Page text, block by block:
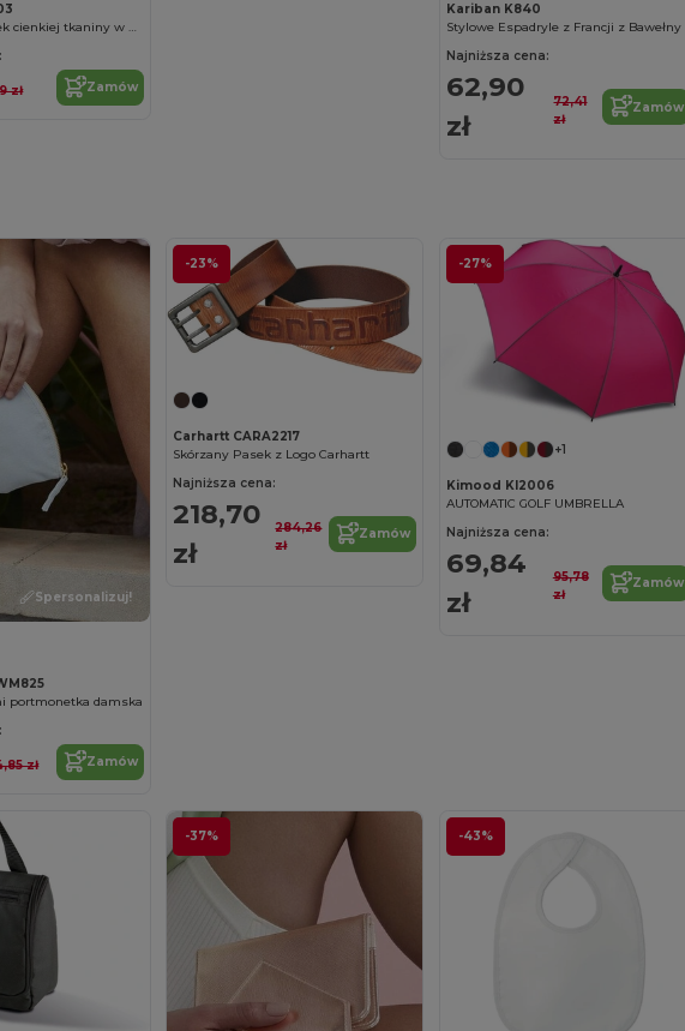
FESTERO Kawałek cienkiej tkaniny w kształcie trójkąta
zł Zamów
Kariban K840
Stylowe Espadryle z Francji z Bawełny
Najniższa cena:
62,90
zł
72,41
zł
Zamów
Spersonalizuj!
portmonetka damska
zł Zamów
-23%
Carhartt CARA2217
Skórzany Pasek z Logo Carhartt
Najniższa cena:
218,70
zł
284,26
zł
Zamów
-27%
+1
Kimood KI2006
AUTOMATIC GOLF UMBRELLA
Najniższa cena:
69,84
zł
95,78
zł
Zamów
-37% -43%